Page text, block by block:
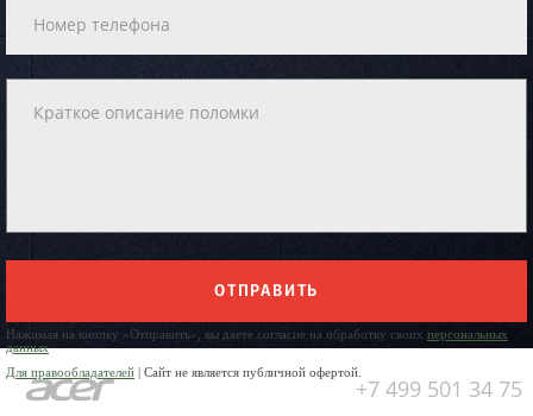
ОТПРАВИТЬ
Нажимая на кнопку «Отправить», вы даете согласие на обработку своих персональных
данных
Для правообладателей | Сайт не является публичной офертой.
+7 499 501 34 75